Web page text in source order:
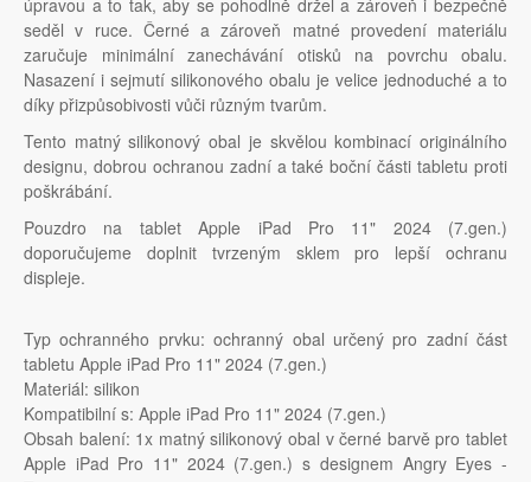
úpravou a to tak, aby se pohodlně držel a zároveň i bezpečně
seděl v ruce. Černé a zároveň matné provedení materiálu
zaručuje minimální zanechávání otisků na povrchu obalu.
Nasazení i sejmutí silikonového obalu je velice jednoduché a to
díky přizpůsobivosti vůči různým tvarům.
Tento matný silikonový obal je skvělou kombinací originálního
designu, dobrou ochranou zadní a také boční části tabletu proti
poškrábání.
Pouzdro na tablet Apple iPad Pro 11" 2024 (7.gen.)
doporučujeme doplnit tvrzeným sklem pro lepší ochranu
displeje.
Typ ochranného prvku: ochranný obal určený pro zadní část
tabletu Apple iPad Pro 11" 2024 (7.gen.)
Materiál: silikon
Kompatibilní s: Apple iPad Pro 11" 2024 (7.gen.)
Obsah balení: 1x matný silikonový obal v černé barvě pro tablet
Apple iPad Pro 11" 2024 (7.gen.) s designem Angry Eyes -